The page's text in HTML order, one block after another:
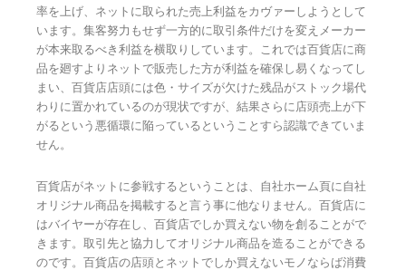
率を上げ、ネットに取られた売上利益をカヴァーしようとして
います。集客努力もせず一方的に取引条件だけを変えメーカー
が本来取るべき利益を横取りしています。これでは百貨店に商
品を廻すよりネットで販売した方が利益を確保し易くなってし
まい、百貨店店頭には色・サイズが欠けた残品がストック場代
わりに置かれているのが現状ですが、結果さらに店頭売上が下
がるという悪循環に陥っているということすら認識できていま
せん。
百貨店がネットに参戦するということは、自社ホーム頁に自社
オリジナル商品を掲載すると言う事に他なりません。百貨店に
はバイヤーが存在し、百貨店でしか買えない物を創ることがで
きます。取引先と協力してオリジナル商品を造ることができる
のです。百貨店の店頭とネットでしか買えないモノならば消費